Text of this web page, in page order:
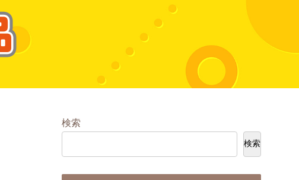
検索
検索